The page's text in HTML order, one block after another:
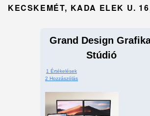
KECSKEMÉT, KADA ELEK U.
Grand Design
Stúdió
1 Értékelések
2 Hozzászólás